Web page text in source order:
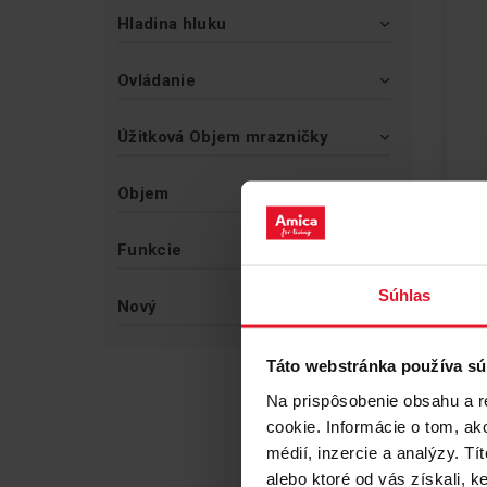
Súhlas
Táto webstránka používa
Na prispôsobenie obsahu a
cookie. Informácie o tom,
médií, inzercie a analýzy.
alebo ktoré od vás získali,
cm
Hladina hluku
Ovládanie
Úžitková Objem mrazničky
Objem
Funkcie
Nový